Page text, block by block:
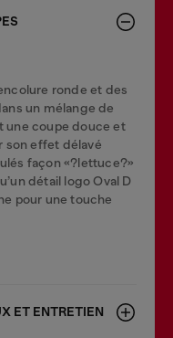
ronde et des
un mélange de
une coupe douce et
son effet délavé
façon «?lettuce?»
détail logo Oval D
pour une touche
ET ENTRETIEN